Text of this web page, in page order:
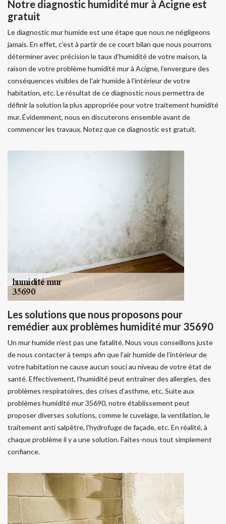
Notre diagnostic humidité mur à Acigne est
gratuit
Le diagnostic mur humide est une étape que nous ne négligeons
jamais. En effet, c’est à partir de ce court bilan que nous pourrons
déterminer avec précision le taux d’humidité de votre maison, la
raison de votre problème humidité mur à Acigne, l’envergure des
conséquences visibles de l’air humide à l’intérieur de votre
habitation, etc. Le résultat de ce diagnostic nous permettra de
définir la solution la plus appropriée pour votre traitement humidité
mur. Évidemment, nous en discuterons ensemble avant de
commencer les travaux. Notez que ce diagnostic est gratuit.
Les solutions que nous proposons pour
remédier aux problèmes humidité mur 35690
Un mur humide n’est pas une fatalité. Nous vous conseillons juste
de nous contacter à temps afin que l’air humide de l’intérieur de
votre habitation ne cause aucun souci au niveau de votre état de
santé. Effectivement, l’humidité peut entraîner des allergies, des
problèmes respiratoires, des crises d’asthme, etc. Suite aux
problèmes humidité mur 35690, notre établissement peut
proposer diverses solutions, comme le cuvelage, la ventilation, le
traitement anti salpêtre, l’hydrofuge de façade, etc. En réalité, à
chaque problème il y a une solution. Faites-nous tout simplement
confiance.